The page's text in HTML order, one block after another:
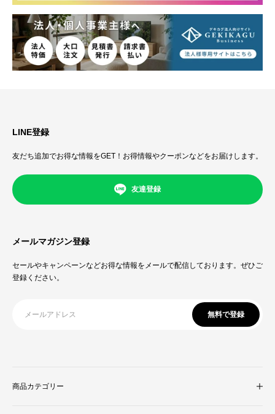
LINE登録
友だち追加でお得な情報をGET！お得情報やクーポンなどをお届けします。
友達登録
メールマガジン登録
セールやキャンペーンなどお得な情報をメールで配信しております。ぜひご
登録ください。
無料で登録
商品カテゴリー